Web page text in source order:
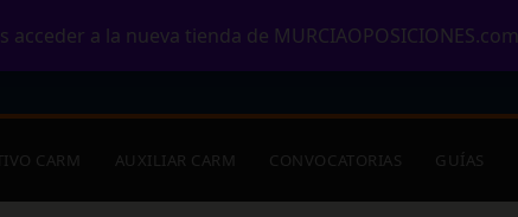
acceder a la nueva tienda de MURCIAOPOSICIONES.com
.com
CARM AUXILIAR CARM CONVOCATORIAS GUÍAS